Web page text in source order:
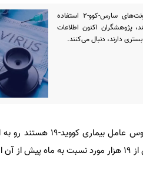
اگرچه داده‌های پایشی که برای پیگیری تعداد مطلق عفونت‌های سارس-کوو-۲ استفاده
پژوهشگران اکنون اطلاعات
در یک ماه اخیر، عفونت‌های
است.